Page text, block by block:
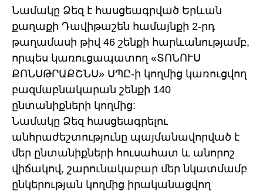
Նամակը Ձեզ է հասցեագրված Երևան
քաղաքի Դավիթաշեն համայնքի 2-րդ
թաղամասի թիվ 46 շենքի հարևանությամբ,
որպես կառուցապատող «ՏՈՆՈՒՍ
ՔՈՆՍԹՐԱՔՇՆՍ» ՍՊԸ-ի կողմից կառուցվող
բազմաբնակարան շենքի 140
ընտանիքների կողմից:
Նամակը Ձեզ հասցեագրելու
անհրաժեշտությունը պայմանավորված է
մեր ընտանիքների հուսահատ և անորոշ
վիճակով, շարունակաբար մեր նկատմամբ
ընկերության կողմից իրականացվող